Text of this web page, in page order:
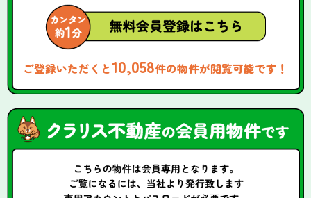
ご登録いただくと10,058件の物件が閲覧可能です！